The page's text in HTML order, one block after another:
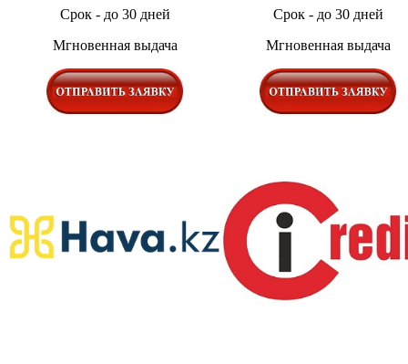
Срок - до 30 дней
Мгновенная выдача
Срок - до 30 дней
Мгновенная выдача